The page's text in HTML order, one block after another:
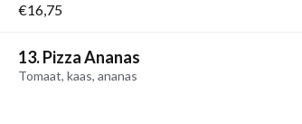
€16,75
13. Pizza Ananas
Tomaat, kaas, ananas